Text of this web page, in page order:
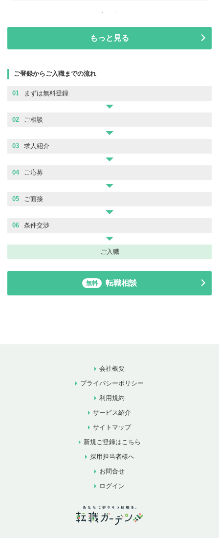
もっと見る
ご登録からご入職までの流れ
01 まずは無料登録
02 ご相談
03 求人紹介
04 ご応募
05 ご面接
06 条件交渉
ご入職
無料 転職相談
会社概要
プライバシーポリシー
利用規約
サービス紹介
サイトマップ
新規ご登録はこちら
採用担当者様へ
お問合せ
ログイン